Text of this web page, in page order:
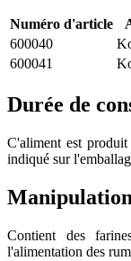
Numéro d'article
600040
600041
Durée de
C'aliment est
indiqué sur
Manipulation
Contient des
l'alimentation des